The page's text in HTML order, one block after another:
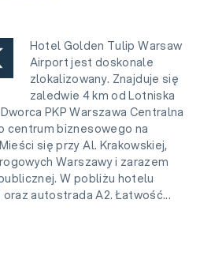
Hotel Golden Tulip Warsaw
Airport jest doskonale
zlokalizowany. Znajduje się
zaledwie 4 km od Lotniska
PKP Warszawa Centralna
centrum biznesowego na
się przy Al. Krakowskiej,
Warszawy i zarazem
W pobliżu hotelu
autostrada A2. Łatwość...